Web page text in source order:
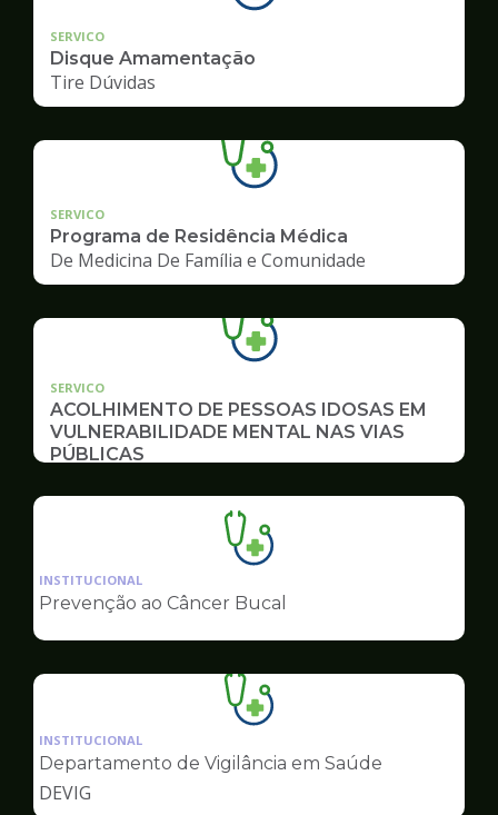
SERVICO
Disque Amamentação
Tire Dúvidas
SERVICO
Programa de Residência Médica
De Medicina De Família e Comunidade
SERVICO
ACOLHIMENTO DE PESSOAS IDOSAS EM
VULNERABILIDADE MENTAL NAS VIAS
PÚBLICAS
Ilustração
da
pagina
Saúde
INSTITUCIONAL
Prevenção ao Câncer Bucal
Ilustração
da
pagina
INSTITUCIONAL
Departamento de Vigilância em Saúde
DEVIG